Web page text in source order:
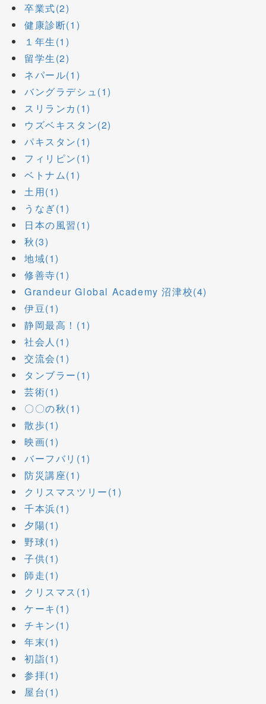
卒業式(2)
健康診断(1)
１年生(1)
留学生(2)
ネパール(1)
バングラデシュ(1)
スリランカ(1)
ウズベキスタン(2)
パキスタン(1)
フィリピン(1)
ベトナム(1)
土用(1)
うなぎ(1)
日本の風習(1)
秋(3)
地域(1)
修善寺(1)
Grandeur Global Academy 沼津校(4)
伊豆(1)
静岡最高！(1)
社会人(1)
交流会(1)
タンブラー(1)
芸術(1)
〇〇の秋(1)
散歩(1)
映画(1)
バーフバリ(1)
防災講座(1)
クリスマスツリー(1)
千本浜(1)
夕陽(1)
野球(1)
子供(1)
師走(1)
クリスマス(1)
ケーキ(1)
チキン(1)
年末(1)
初詣(1)
参拝(1)
屋台(1)